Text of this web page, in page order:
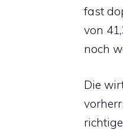
fast
von
noch
Die